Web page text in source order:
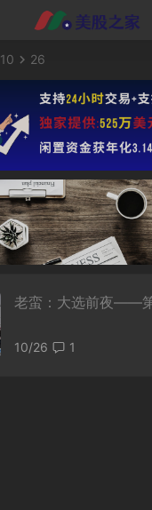
10 26
老蛮：大选前夜——
10/26 1